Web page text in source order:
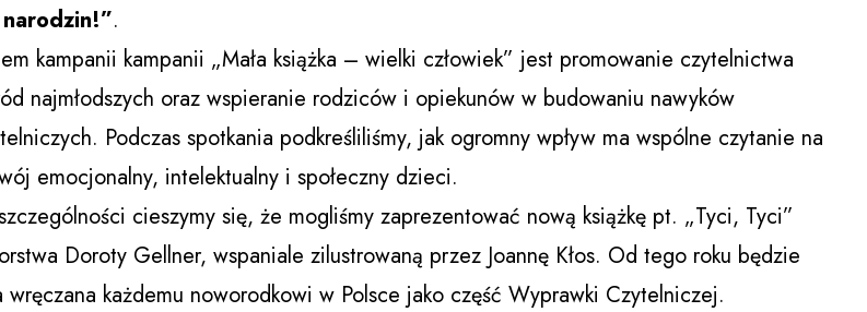
.
kampanii kampanii „Mała książka – wielki człowiek” jest promowanie czytelnictwa
najmłodszych oraz wspieranie rodziców i opiekunów w budowaniu nawyków
Podczas spotkania podkreśliliśmy, jak ogromny wpływ ma wspólne czytanie na
emocjonalny, intelektualny i społeczny dzieci.
cieszymy się, że mogliśmy zaprezentować nową książkę pt. „Tyci, Tyci”
Doroty Gellner, wspaniale zilustrowaną przez Joannę Kłos. Od tego roku będzie
wręczana każdemu noworodkowi w Polsce jako część Wyprawki Czytelniczej.